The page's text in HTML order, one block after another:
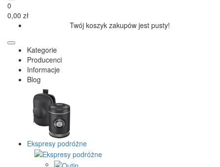
0
0,00 zł
Twój koszyk zakupów jest pusty!
Kategorie
Producenci
Informacje
Blog
Ekspresy podróżne